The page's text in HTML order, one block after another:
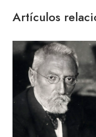
Artículos